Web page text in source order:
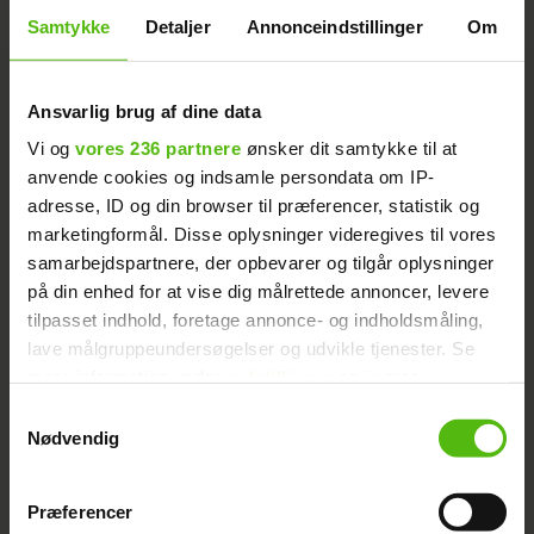
Samtykke Detaljer Annonceindstillinger Om
Ansvarlig brug af dine data
Vi og vores 236 partnere ønsker dit samtykke til at
anvende cookies og indsamle persondata om IP-
adresse, ID og din browser til præferencer, statistik og
marketingformål. Disse oplysninger videregives til vores
samarbejdspartnere, der opbevarer og tilgår oplysninger
på din enhed for at vise dig målrettede annoncer, levere
tilpasset indhold, foretage annonce- og indholdsmåling,
lave målgruppeundersøgelser og udvikle tjenester. Se
tilbage eller ændre indstillinger fra vores
"Cookiedeklaration", eller ved at trykke på "Privacy
Nødvendig
Præferencer
'6 på date' har ændret folks syn
fyrene, lyder på, at hun er en smuk og pæn
pige, der dog er 'blondine-dum'. Men det
er hverken noget hun kan eller vil lave om
på.
- Man skal ikke lave om på sig selv, men
være den person man er - og blive elsket
som den person. Jeg har det med at sige
nogen sjove ting engang i mellem, men det
er sådan, jeg er. Folk plejer at grine af det
og synes, det er meget sjovt. Men efter min
deltagelse i '6 på date' har mange henvendt
sig og fortalt, at de virkelig er blevet